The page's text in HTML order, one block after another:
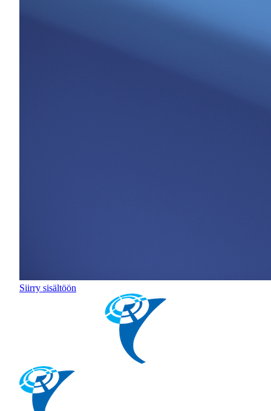
Siirry sisältöön